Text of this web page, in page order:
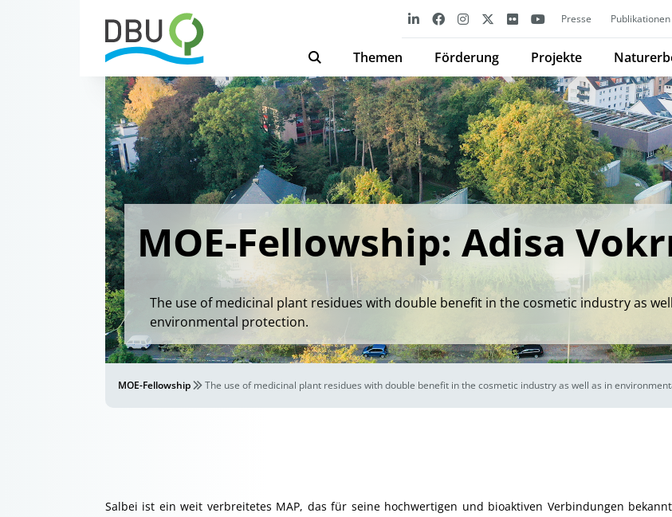
Presse Publikationen
Themen Förderung Projekte
MOE-Fellowship: Adisa
The use of medicinal plant residues with double benefit in the cosmetic industry as
environmental protection.
MOE-Fellowship The use of medicinal plant residues with double benefit in the cosmetic industry as well as in
Salbei ist ein weit verbreitetes MAP, das für seine hochwertigen und bioaktiven Verbindungen bekannt